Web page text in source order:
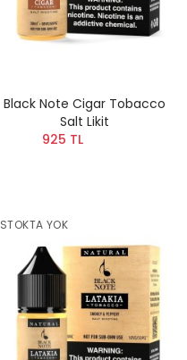
Black Note Cigar Tobacco
Salt Likit
925 TL
STOKTA YOK